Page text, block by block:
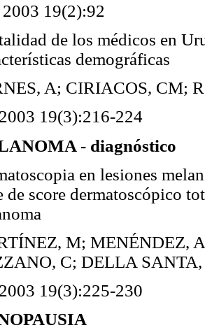
2003 19(2):92
de los médicos en
demográficas
A; CIRIACOS, CM;
19(3):216-224
- diagnóstico
en lesiones
de score dermatoscópico
M; MENÉNDEZ,
C; DELLA SANTA,
19(3):225-230